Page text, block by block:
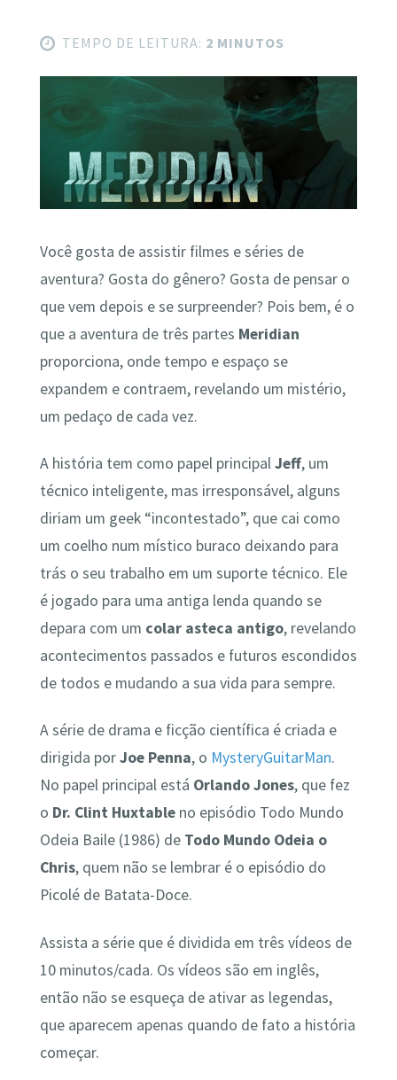
TEMPO DE LEITURA: 2 MINUTOS
Você gosta de assistir filmes e séries de
aventura? Gosta do gênero? Gosta de pensar o
que vem depois e se surpreender? Pois bem, é o
que a aventura de três partes Meridian
proporciona, onde tempo e espaço se
expandem e contraem, revelando um mistério,
um pedaço de cada vez.
A história tem como papel principalJeff, um
técnico inteligente, mas irresponsável, alguns
diriam um geek “incontestado”, que cai como
um coelho num místico buraco deixando para
trás o seu trabalho em um suporte técnico. Ele
é jogado para uma antiga lenda quando se
depara com um colar asteca antigo, revelando
acontecimentos passados e futuros escondidos
de todos e mudando a sua vida para sempre.
A série de drama e ficção científica é criada e
dirigida porJoe Penna, o MysteryGuitarMan.
No papel principal está Orlando Jones, que fez
o Dr. Clint Huxtableno episódio Todo Mundo
Odeia Baile (1986) de Todo Mundo Odeia o
Chris, quem não se lembrar é o episódio do
Picolé de Batata-Doce.
Assista a série que é dividida em três vídeos de
10 minutos/cada. Os vídeos são em inglês,
então não se esqueça de ativar as legendas,
que aparecem apenas quando de fato a história
começar.